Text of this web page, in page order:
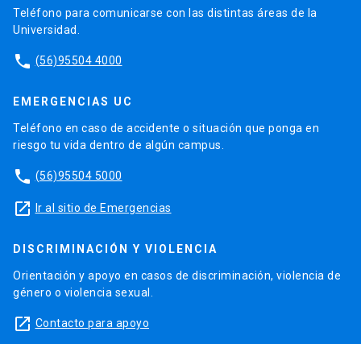
Teléfono para comunicarse con las distintas áreas de la
Universidad.
phone (56)95504 4000
EMERGENCIAS UC
Teléfono en caso de accidente o situación que ponga en
riesgo tu vida dentro de algún campus.
phone (56)95504 5000
launch Ir al sitio de Emergencias
DISCRIMINACIÓN Y VIOLENCIA
Orientación y apoyo en casos de discriminación, violencia de
género o violencia sexual.
launch Contacto para apoyo